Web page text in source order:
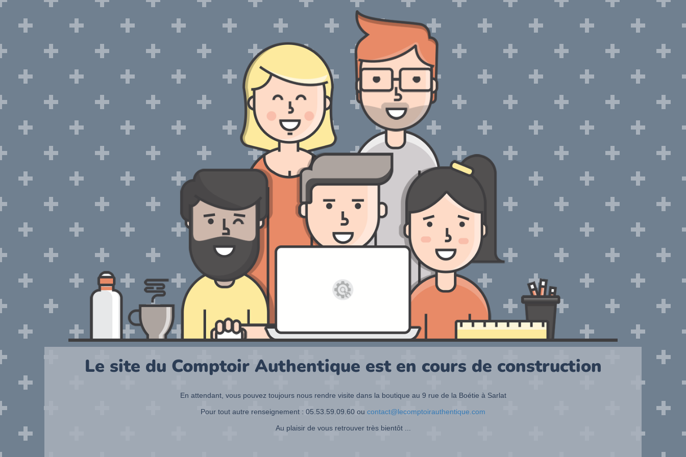
Le site du Comptoir Authentique est en cours de construction
En attendant, vous pouvez toujours nous rendre visite dans la boutique au 9 rue de la Boétie à Sarlat
Pour tout autre renseignement : 05.53.59.09.60 ou contact@lecomptoirauthentique.com
Au plaisir de vous retrouver très bientôt ...